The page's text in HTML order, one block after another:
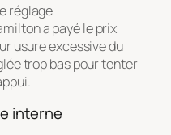
réglage
a payé le prix
usure excessive du
trop bas pour tenter
interne